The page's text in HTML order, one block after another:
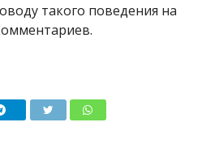
такого поведения на